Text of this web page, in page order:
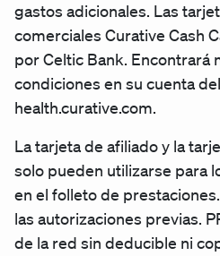
gastos adicionales. Las
comerciales Curative Cash
por Celtic Bank. Encontrará
condiciones en su cuenta
health.curative.com.
La tarjeta de afiliado y la
solo pueden utilizarse para
en el folleto de
las autorizaciones previas.
de la red sin deducible ni